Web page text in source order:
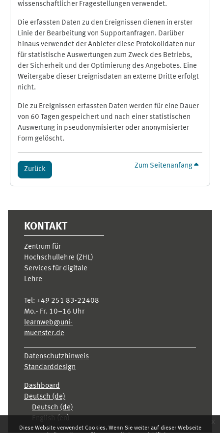
Diese Website verwendet Cookies. Wenn Sie weiter auf dieser Webseite
x
wissenschaftlicher Fragestellungen verwendet.
Die erfassten Daten zu den Ereignissen dienen in erster
Linie der Bearbeitung von Supportanfragen. Darüber
hinaus verwendet der Anbieter diese Protokolldaten nur
für statistische Auswertungen zum Zweck des Betriebs,
der Sicherheit und der Optimierung des Angebotes. Eine
Weitergabe dieser Ereignisdaten an externe Dritte erfolgt
nicht.
Die zu Ereignissen erfassten Daten werden für eine Dauer
von 60 Tagen gespeichert und nach einer statistischen
Auswertung in pseudonymisierter oder anonymisierter
Form gelöscht.
Zurück Zum Seitenanfang
KONTAKT
Zentrum für
Hochschullehre (ZHL)
Services für digitale
Lehre
Tel: +49 251 83-22408
Mo.- Fr. 10–16 Uhr
learnweb@uni-
muenster.de
Datenschutzhinweis
Standarddesign
Dashboard
Deutsch ‎(de)‎
Deutsch ‎(de)‎